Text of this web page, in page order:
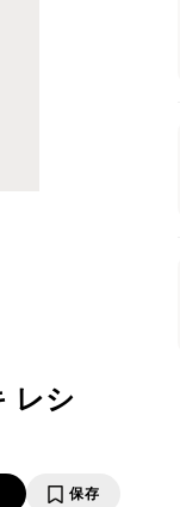
レシ
保存